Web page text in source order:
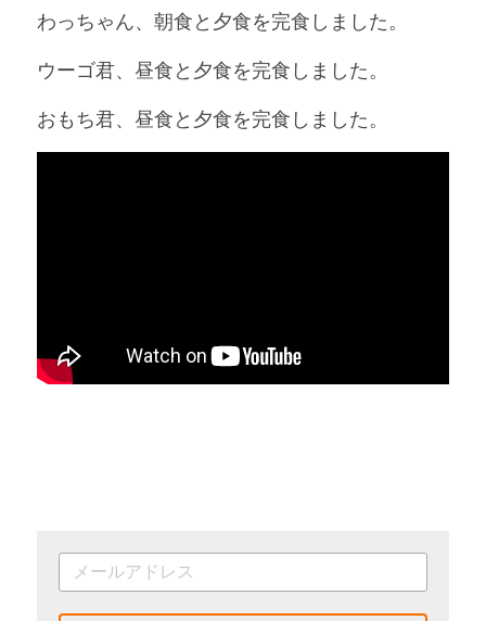
わっちゃん、朝食と夕食を完食しました。
ウーゴ君、昼食と夕食を完食しました。
おもち君、昼食と夕食を完食しました。